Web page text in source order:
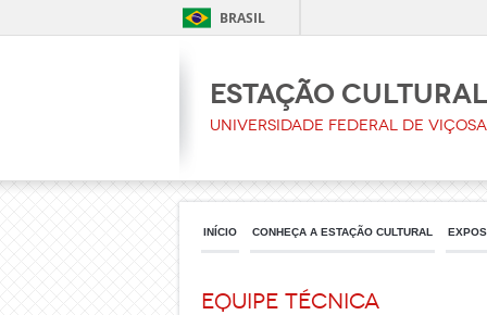
BRASIL
Estação Cultural
Universidade Federal de Viçosa
INÍCIO CONHEÇA A ESTAÇÃO CULTURAL
Equipe Técnica